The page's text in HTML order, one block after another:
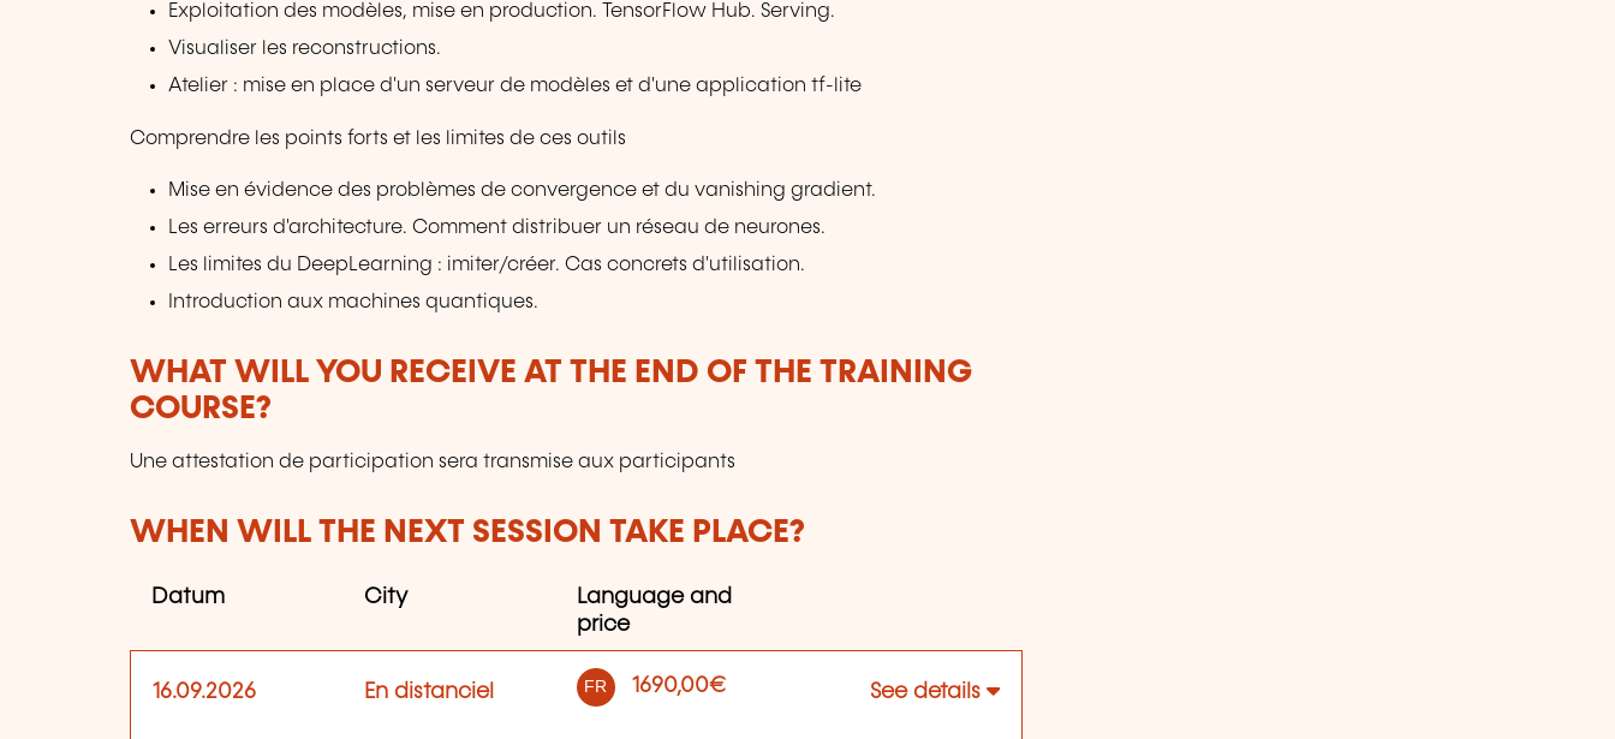
Exploitation des modèles, mise en production. TensorFlow Hub. Serving.
Visualiser les reconstructions.
Atelier : mise en place d'un serveur de modèles et d'une application tf-lite
Comprendre les points forts et les limites de ces outils
Mise en évidence des problèmes de convergence et du vanishing gradient.
Les erreurs d'architecture. Comment distribuer un réseau de neurones.
Les limites du DeepLearning : imiter/créer. Cas concrets d'utilisation.
Introduction aux machines quantiques.
WHAT WILL YOU RECEIVE AT THE END OF THE TRAINING
COURSE?
Une attestation de participation sera transmise aux participants
WHEN WILL THE NEXT SESSION TAKE PLACE?
Datum City
Language and
price
16.09.2026 En distanciel FR 1690,00€ See details